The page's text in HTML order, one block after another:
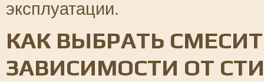
эксплуатации.
КАК ВЫБРАТЬ
ЗАВИСИМОСТИ ОТ